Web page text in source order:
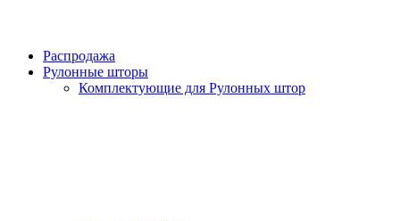
Распродажа
Рулонные шторы
Комплектующие для Рулонных штор